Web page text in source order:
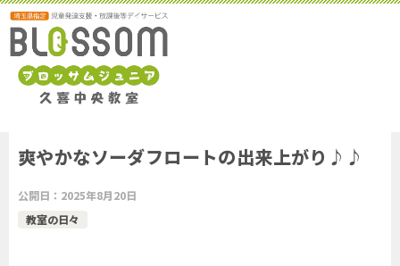
爽やかなソーダフロートの出来上がり♪♪
公開日： 2025年8月20日
教室の日々